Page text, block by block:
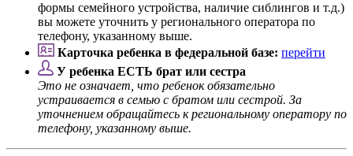
формы семейного устройства, наличие сиблингов и т.д.)
вы можете уточнить у регионального оператора по
телефону, указанному выше.
Карточка ребенка в федеральной базе: перейти
У ребенка ЕСТЬ брат или сестра
Это не означает, что ребенок обязательно
устраивается в семью с братом или сестрой. За
уточнением обращайтесь к региональному оператору по
телефону, указанному выше.